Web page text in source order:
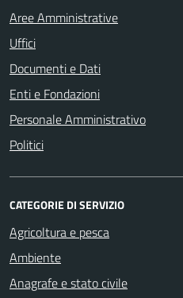
Aree Amministrative
Uffici
Documenti e Dati
Enti e Fondazioni
Personale Amministrativo
Politici
CATEGORIE DI SERVIZIO
Agricoltura e pesca
Ambiente
Anagrafe e stato civile